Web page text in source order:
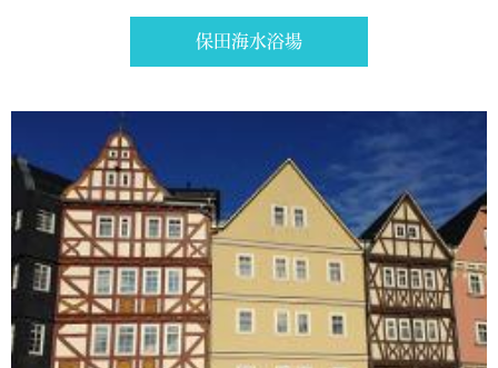
保田海水浴場